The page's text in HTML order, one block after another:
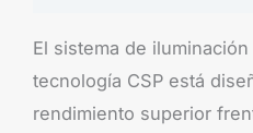
El sistema de
tecnología CSP está
rendimiento superior